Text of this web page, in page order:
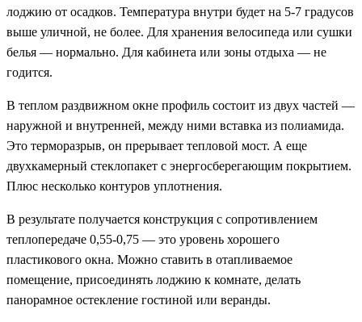
лоджию от осадков. Температура внутри будет на 5-7 градусов
выше уличной, не более. Для хранения велосипеда или сушки
белья — нормально. Для кабинета или зоны отдыха — не
годится.
В теплом раздвижном окне профиль состоит из двух частей —
наружной и внутренней, между ними вставка из полиамида.
Это терморазрыв, он прерывает тепловой мост. А еще
двухкамерный стеклопакет с энергосберегающим покрытием.
Плюс несколько контуров уплотнения.
В результате получается конструкция с сопротивлением
теплопередаче 0,55-0,75 — это уровень хорошего
пластикового окна. Можно ставить в отапливаемое
помещение, присоединять лоджию к комнате, делать
панорамное остекление гостиной или веранды.